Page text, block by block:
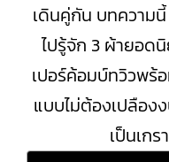
เดินคู่กัน บทความ
ไปรู้จัก 3 ผ้ายอด
เปอร์ค้อมบ์ทวิวพร้
แบบไม่ต้องเปลือง
เป็นเก